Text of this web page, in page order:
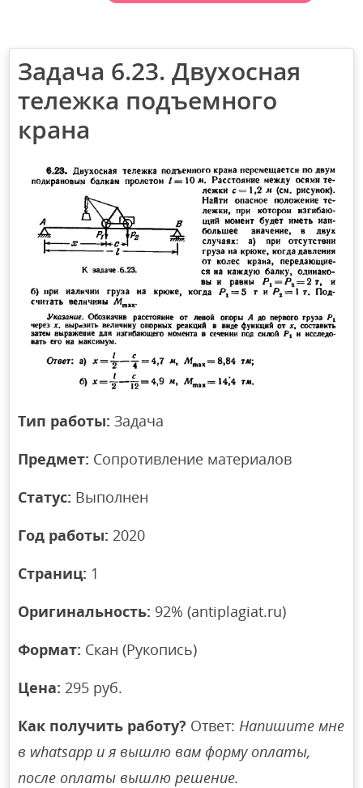
Задача 6.23. Двухосная
тележка подъемного
крана
Тип работы: Задача
Предмет: Сопротивление материалов
Статус: Выполнен
Год работы: 2020
Страниц: 1
Оригинальность: 92% (antiplagiat.ru)
Формат: Скан (Рукопись)
Цена: 295 руб.
Как получить работу? Ответ:Напишите мне
в whatsapp и я вышлю вам форму оплаты,
после оплаты вышлю решение.